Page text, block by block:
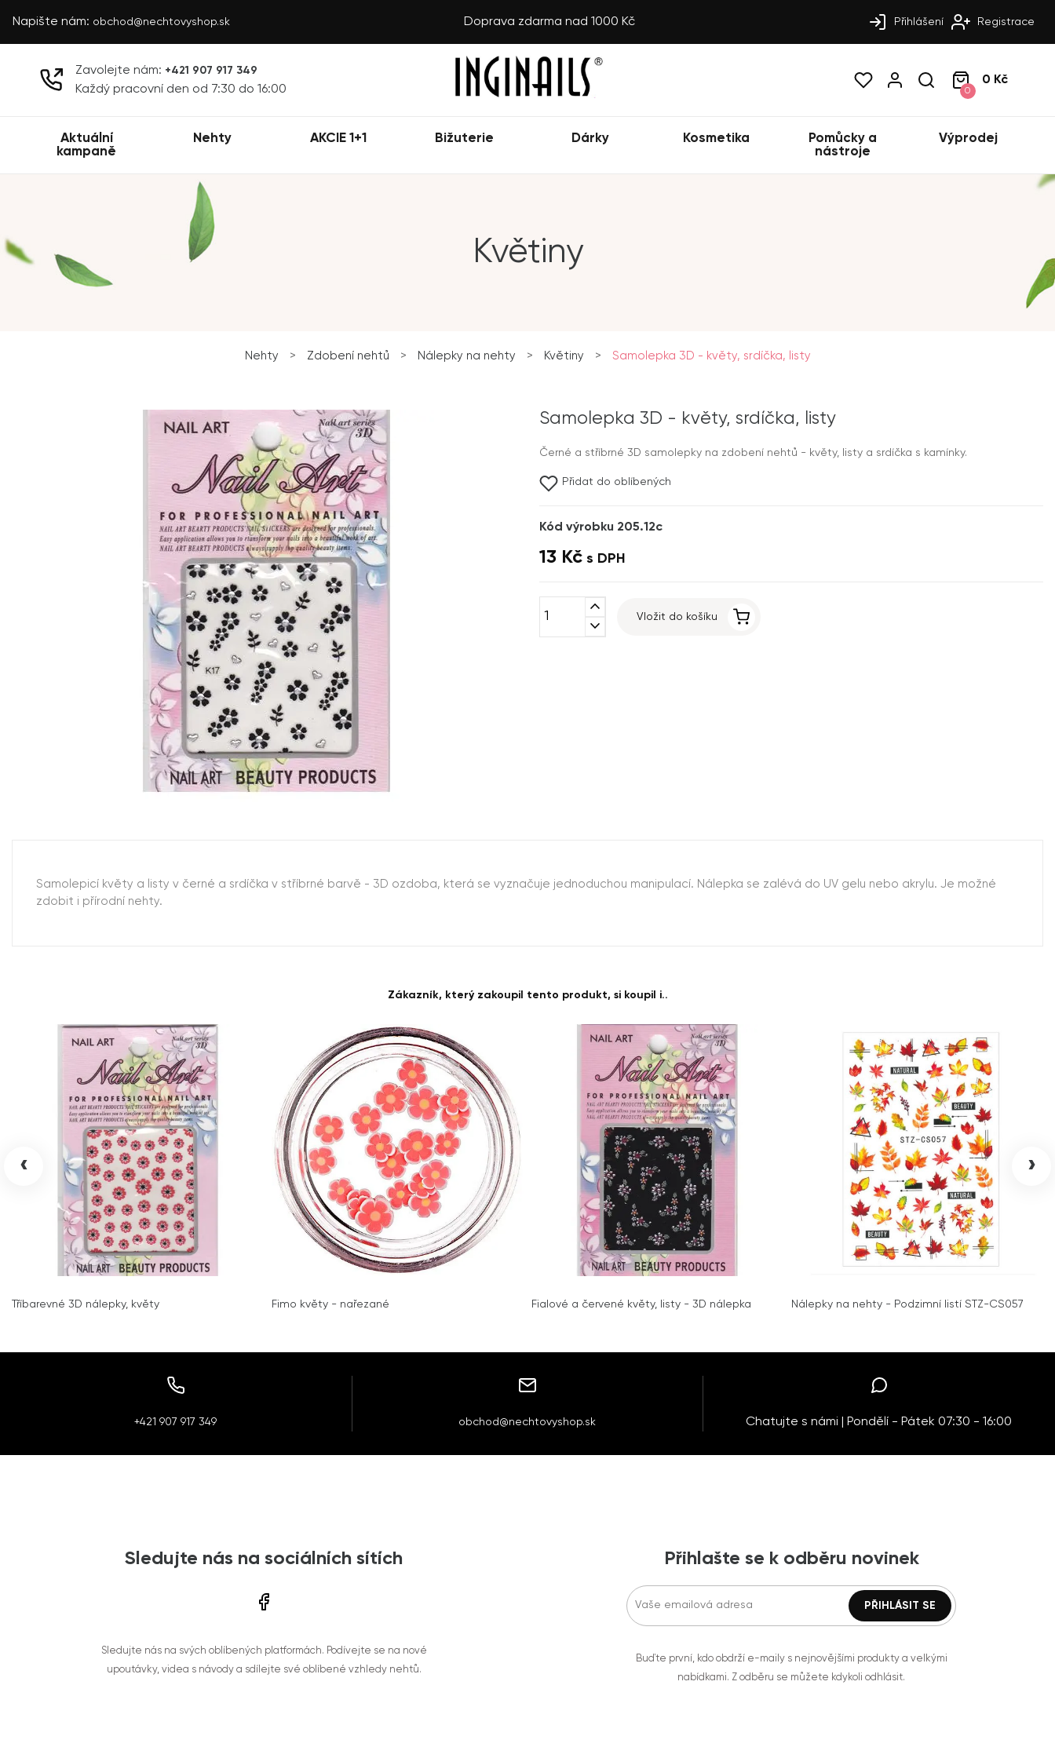
Napište nám: obchod@nechtovyshop.sk Doprava zdarma nad 1000 Kč Přihlášení Registrace
Zavolejte nám: +421 907 917 349
Každý pracovní den od 7:30 do 16:00 0
0 Kč
Aktuální
kampaně
Nehty AKCIE 1+1 Bižuterie Dárky Kosmetika
Pomůcky a
nástroje
Výprodej
Květiny
Nehty > Zdobení nehtů > Nálepky na nehty > Květiny > Samolepka 3D - květy, srdíčka, listy
Samolepka 3D - květy, srdíčka, listy
Černé a stříbrné 3D samolepky na zdobení nehtů - květy, listy a srdíčka s kamínky.
Přidat do oblíbených
Kód výrobku 205.12c
13 Kč s DPH
expand_less
expand_more
Vložit do košíku
Samolepicí květy a listy v černé a srdíčka v stříbrné barvě - 3D ozdoba, která se vyznačuje jednoduchou manipulací. Nálepka se zalévá do UV gelu nebo akrylu. Je možné
zdobit i přírodní nehty.
Zákazník, který zakoupil tento produkt, si koupil i..
Tříbarevné 3D nálepky, květy Fimo květy - nařezané Fialové a červené květy, listy - 3D nálepka Nálepky na nehty - Podzimní listí STZ-CS057
‹ ›
+421 907 917 349 obchod@nechtovyshop.sk Chatujte s námi | Pondělí - Pátek 07:30 - 16:00
Sledujte nás na sociálních sítích
Sledujte nás na svých oblíbených platformách. Podívejte se na nové
upoutávky, videa s návody a sdílejte své oblíbené vzhledy nehtů.
Přihlašte se k odběru novinek
Buďte první, kdo obdrží e-maily s nejnovějšími produkty a velkými
nabídkami. Z odběru se můžete kdykoli odhlásit.